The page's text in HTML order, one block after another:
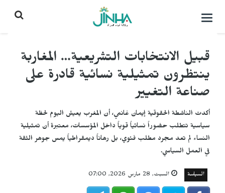
التحكم
قبيل الانتخابات التشريعية… المغاربة
ينتظرون تمثيلية نسائية قادرة على
صناعة التغيير
أكدت الناشطة الحقوقية إيمان غانمي، أن المغرب يعيش اليوم لحظة
سياسية تتطلب حضوراً نسائياً قوياً داخل المؤسسات، معتبرة أن تمثيلية
النساء لم تعد مجرد مطلب فئوي، بل رهاناً ديمقراطياً يمس جوهر الثقة
في العمل السياسي.
السياسة السبت, 28 مارس 2026, 07:00